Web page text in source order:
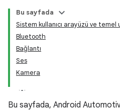
Bu sayfada
Sistem kullanıcı arayüzü ve
Bluetooth
Bağlantı
Ses
Kamera
Bu sayfada, Android